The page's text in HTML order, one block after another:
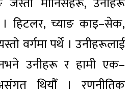
हिटलर, च्याङ काइ–सेक,
वर्गमा पर्थे । उनीहरूलाई
उनीहरू र हामी एक–
थियौँ । रणनीतिक